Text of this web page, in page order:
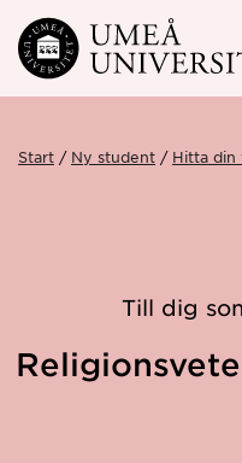
Hoppa direkt till
Start Ny student Hitta din
Till dig